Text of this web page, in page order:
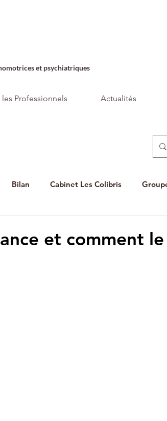
et psychiatriques
les Professionnels Actualités
Bilan Cabinet Les Colibris
et comment